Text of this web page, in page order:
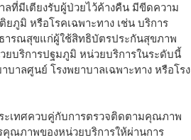
ลที่มีเตียงรับผู้ป่วยไว้ค้างคืน มีขีดความ
ภูมิ หรือโรคเฉพาะทาง เช่น บริการ
ารณสุขแก่ผู้ใช้สิทธิบัตรประกันสุขภาพ
ยบริการปฐมภูมิ หน่วยบริการในระดับนี้
าลศูนย์ โรงพยาบาลเฉพาะทาง หรือโรง
ะเทศควบคู่กับการตรวจติดตามคุณภาพ
ณภาพของหน่วยบริการให้ผ่านการ